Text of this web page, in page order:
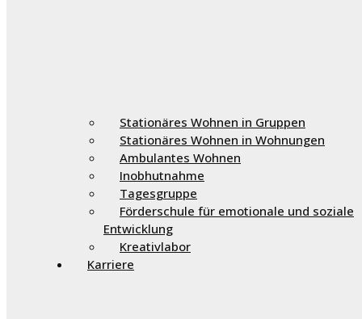
Stationäres Wohnen in Gruppen
Stationäres Wohnen in Wohnungen
Ambulantes Wohnen
Inobhutnahme
Tagesgruppe
Förderschule für emotionale und soziale
Entwicklung
Kreativlabor
Karriere